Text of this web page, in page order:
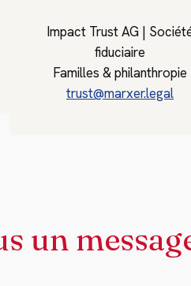
Impact Trust AG |
fiduciaire
Familles & philanthropie
trust@marxer.legal
un